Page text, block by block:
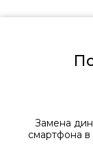
Замена
смартфона в